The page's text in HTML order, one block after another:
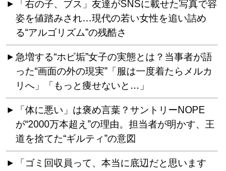
「右の子、ブス」友達がSNSに載せた写真で容
姿を値踏みされ…現代の若い女性を追い詰め
る“アルゴリズム”の残酷さ
急増する“ホビ垢”女子の実態とは？当事者が語
った“画面の外の現実”「服は一度着たらメルカ
リへ」「もっと痩せないと…」
「体に悪い」は褒め言葉？サントリーNOPE
が“2000万本超え”の理由。担当者が明かす、王
道を捨てた“ギルティ”の意図
「ゴミ回収員って、本当に底辺だと思います